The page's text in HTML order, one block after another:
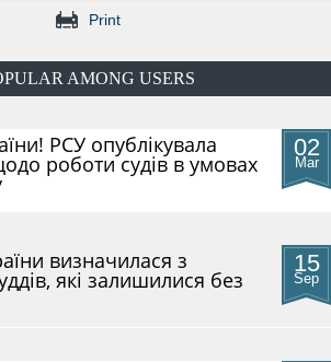
Print
AMONG USERS
02
Mar
РСУ опублікувала
роботи судів в умовах
15
Sep
визначилася з
які залишилися без